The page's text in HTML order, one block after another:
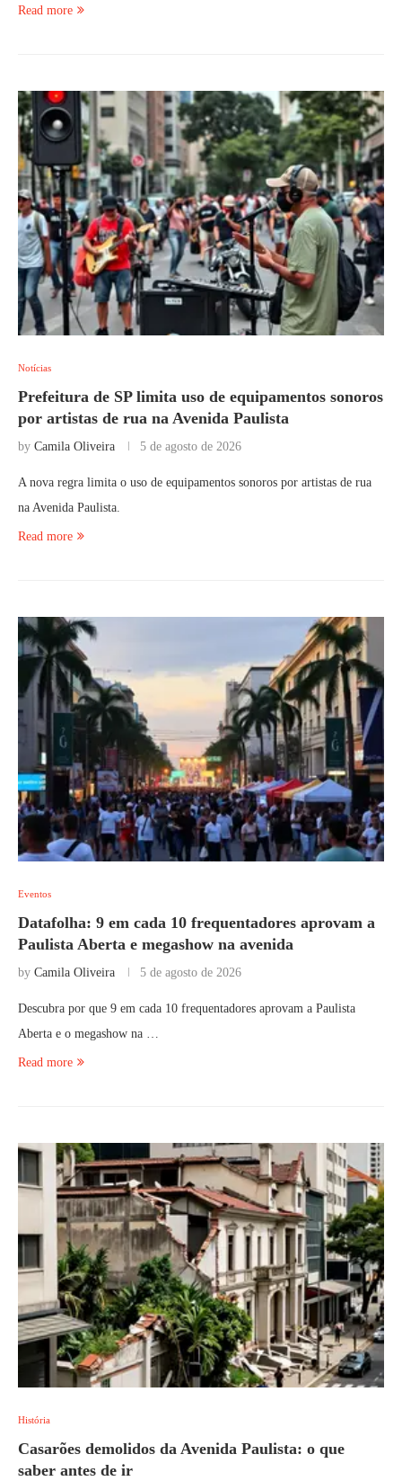
Read more
Notícias
Prefeitura de SP limita uso de equipamentos sonoros
por artistas de rua na Avenida Paulista
by Camila Oliveira 5 de agosto de 2026
A nova regra limita o uso de equipamentos sonoros por artistas de rua
na Avenida Paulista.
Read more
Eventos
Datafolha: 9 em cada 10 frequentadores aprovam a
Paulista Aberta e megashow na avenida
by Camila Oliveira 5 de agosto de 2026
Descubra por que 9 em cada 10 frequentadores aprovam a Paulista
Aberta e o megashow na …
Read more
História
Casarões demolidos da Avenida Paulista: o que
saber antes de ir